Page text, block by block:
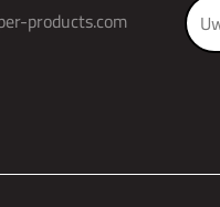
products.com